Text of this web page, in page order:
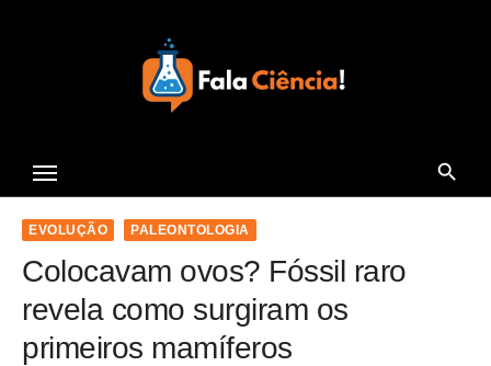
c
EVOLUÇÃO PALEONTOLOGIA
Colocavam ovos? Fóssil raro
revela como surgiram os
primeiros mamíferos